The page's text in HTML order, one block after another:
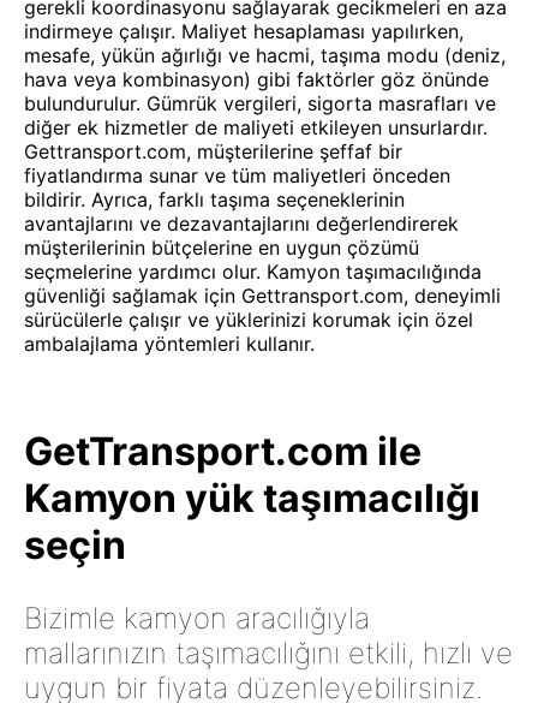
gerekli koordinasyonu sağlayarak gecikmeleri en aza
indirmeye çalışır. Maliyet hesaplaması yapılırken,
mesafe, yükün ağırlığı ve hacmi, taşıma modu (deniz,
hava veya kombinasyon) gibi faktörler göz önünde
bulundurulur. Gümrük vergileri, sigorta masrafları ve
diğer ek hizmetler de maliyeti etkileyen unsurlardır.
Gettransport.com, müşterilerine şeffaf bir
fiyatlandırma sunar ve tüm maliyetleri önceden
bildirir. Ayrıca, farklı taşıma seçeneklerinin
avantajlarını ve dezavantajlarını değerlendirerek
müşterilerinin bütçelerine en uygun çözümü
seçmelerine yardımcı olur. Kamyon taşımacılığında
güvenliği sağlamak için Gettransport.com, deneyimli
sürücülerle çalışır ve yüklerinizi korumak için özel
ambalajlama yöntemleri kullanır.
GetTransport.com ile
Kamyon yük taşımacılığı
seçin
Bizimle kamyon aracılığıyla
mallarınızın taşımacılığını etkili, hızlı ve
uygun bir fiyata düzenleyebilirsiniz.